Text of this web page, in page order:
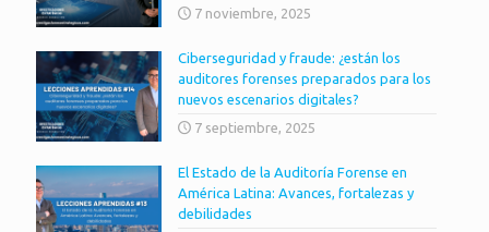
7 noviembre, 2025
Ciberseguridad y fraude: ¿están los
auditores forenses preparados para los
nuevos escenarios digitales?
7 septiembre, 2025
El Estado de la Auditoría Forense en
América Latina: Avances, fortalezas y
debilidades